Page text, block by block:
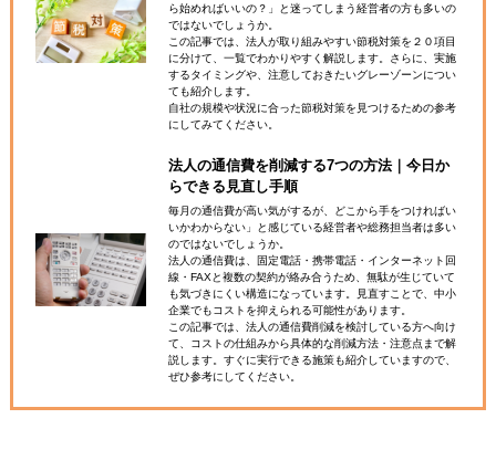
ら始めればいいの？」と迷ってしまう経営者の方も多いの
ではないでしょうか。
この記事では、法人が取り組みやすい節税対策を２０項目
に分けて、一覧でわかりやすく解説します。さらに、実施
するタイミングや、注意しておきたいグレーゾーンについ
ても紹介します。
自社の規模や状況に合った節税対策を見つけるための参考
にしてみてください。
法人の通信費を削減する7つの方法｜今日か
らできる見直し手順
毎月の通信費が高い気がするが、どこから手をつければい
いかわからない」と感じている経営者や総務担当者は多い
のではないでしょうか。
法人の通信費は、固定電話・携帯電話・インターネット回
線・FAXと複数の契約が絡み合うため、無駄が生じていて
も気づきにくい構造になっています。見直すことで、中小
企業でもコストを抑えられる可能性があります。
この記事では、法人の通信費削減を検討している方へ向け
て、コストの仕組みから具体的な削減方法・注意点まで解
説します。すぐに実行できる施策も紹介していますので、
ぜひ参考にしてください。